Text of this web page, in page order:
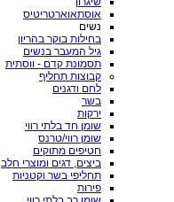
אוסתאוארטריטיס
נשים
בחילות בוקר בהריון
גיל המעבר בנשים
תסמונת קדם - ווסתית
קבוצות תחליף
לחם ודגנים
בשר
ירקות
שומן חד בלתי רווי
שומן רווי/טרנס
חטיפים מתוקים
ביצים, דגים ומוצרי חלב
תחליפי בשר וקטניות
פירות